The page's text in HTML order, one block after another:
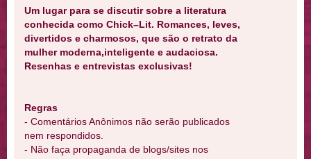
Um lugar para se discutir sobre a literatura
conhecida como Chick–Lit. Romances, leves,
divertidos e charmosos, que são o retrato da
mulher moderna,inteligente e audaciosa.
Resenhas e entrevistas exclusivas!
Regras
- Comentários Anônimos não serão publicados
nem respondidos.
- Não faça propaganda de blogs/sites nos